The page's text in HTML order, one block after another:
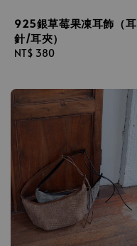
925銀草莓果凍耳飾（耳
針/耳夾）
Regular
NT$ 380